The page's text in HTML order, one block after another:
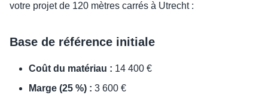
votre projet de 120 mètres carrés à Utrecht :
Base de référence initiale
Coût du matériau : 14 400 €
Marge (25 %) : 3 600 €